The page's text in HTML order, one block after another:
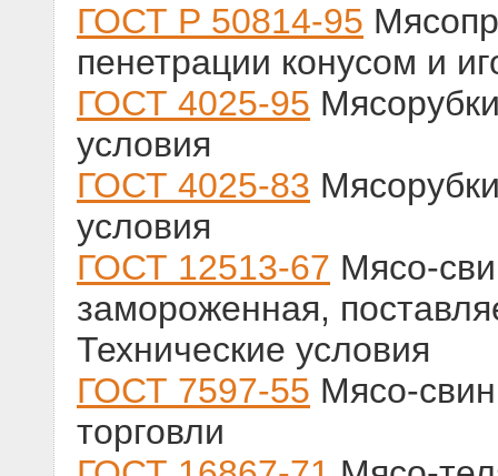
ГОСТ Р 50814-95
пенетрации конусом и
ГОСТ 4025-95
условия
ГОСТ 4025-83
условия
ГОСТ 12513-67 Мясо-
замороженная,
Технические условия
ГОСТ 7597-55 Мясо-
торговли